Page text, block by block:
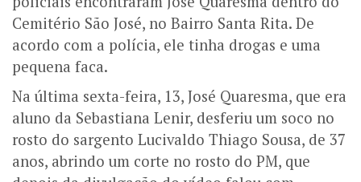
Cemitério São José, no Bairro Santa Rita. De
acordo com a polícia, ele tinha drogas e uma
pequena faca.
Na última sexta-feira, 13, José Quaresma, que era
aluno da Sebastiana Lenir, desferiu um soco no
rosto do sargento Lucivaldo Thiago Sousa, de 37
anos, abrindo um corte no rosto do PM, que